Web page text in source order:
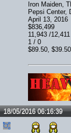
Iron Maiden,
Pepsi Center,
April 13, 2016
$836,499
11,943 /
1 / 0
$89.50, $39.50
Lien :http://
18/05/2016 06:16:39